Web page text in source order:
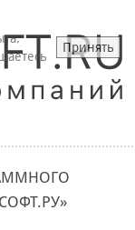
Принять